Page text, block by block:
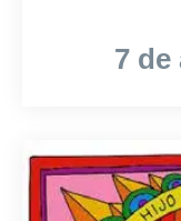
7 de